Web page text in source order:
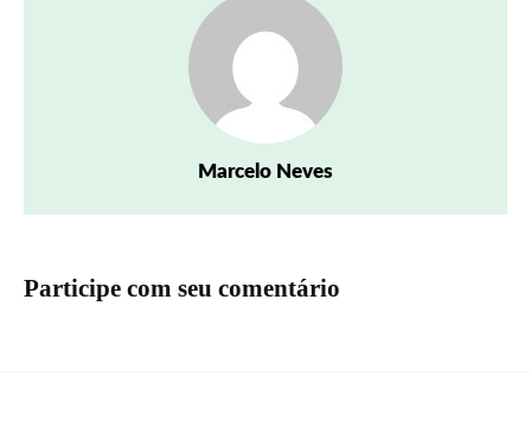
Marcelo Neves
Participe com seu comentário